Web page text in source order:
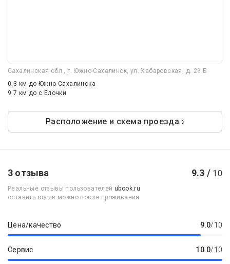
Сахалинская обл., г. Южно-Сахалинск, ул. Хабаровская, д. 29 Б
0.3 км до Южно-Сахалинска
9.7 км до с Елочки
Расположение и схема проезда ›
3 отзыва 9.3 / 10
Реальные отзывы пользователейubook.ru
оставить отзыв можно после проживания
Цена/качество 9.0/10
Сервис 10.0/10